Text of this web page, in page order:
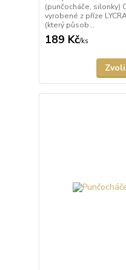
(punčocháče, silonky)
vyrobené z příze
(který působ...
189 Kč/ks